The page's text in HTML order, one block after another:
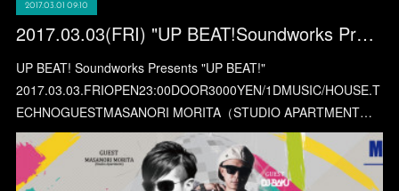
2017.03.01 09:10
2017.03.03(FRI) "UP BEAT!Soundworks Presents UP BEAT！" at CLUB ASIA (SHIBUYA)
UP BEAT! Soundworks Presents "UP BEAT!"
2017.03.03.FRIOPEN23:00DOOR3000YEN/1DMUSIC/HOUSE.T
ECHNOGUESTMASANORI MORITA（STUDIO APARTMENT…